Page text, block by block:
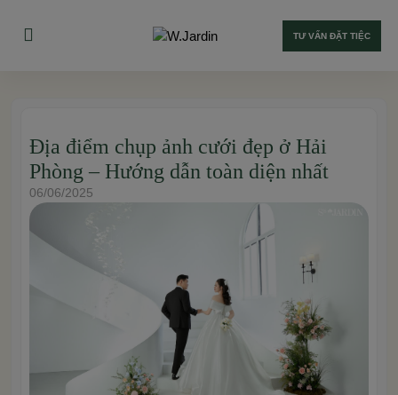
TƯ VẤN ĐẶT TIỆC
Địa điểm chụp ảnh cưới đẹp ở Hải
Phòng – Hướng dẫn toàn diện nhất
06/06/2025